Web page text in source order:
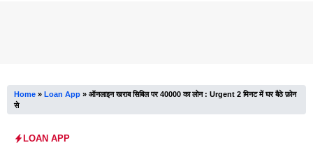
Home » Loan App » ऑनलाइन खराब सिबिल पर 40000 का लोन : Urgent 2 मिनट में घर बैठे फ़ोन
से
LOAN APP